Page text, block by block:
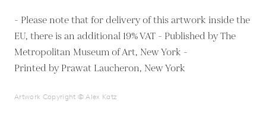
- Please note that for delivery of this artwork inside the
EU, there is an additional 19% VAT - Published by The
Metropolitan Museum of Art, New York -
Artwork Copyright © Alex Katz